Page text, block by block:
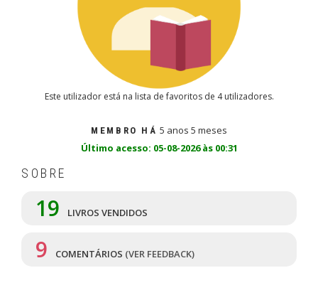
Este utilizador está na lista de favoritos de 4 utilizadores.
MEMBRO HÁ 5 anos 5 meses
Último acesso: 05-08-2026 às 00:31
SOBRE
19 LIVROS VENDIDOS
9 COMENTÁRIOS (VER FEEDBACK)